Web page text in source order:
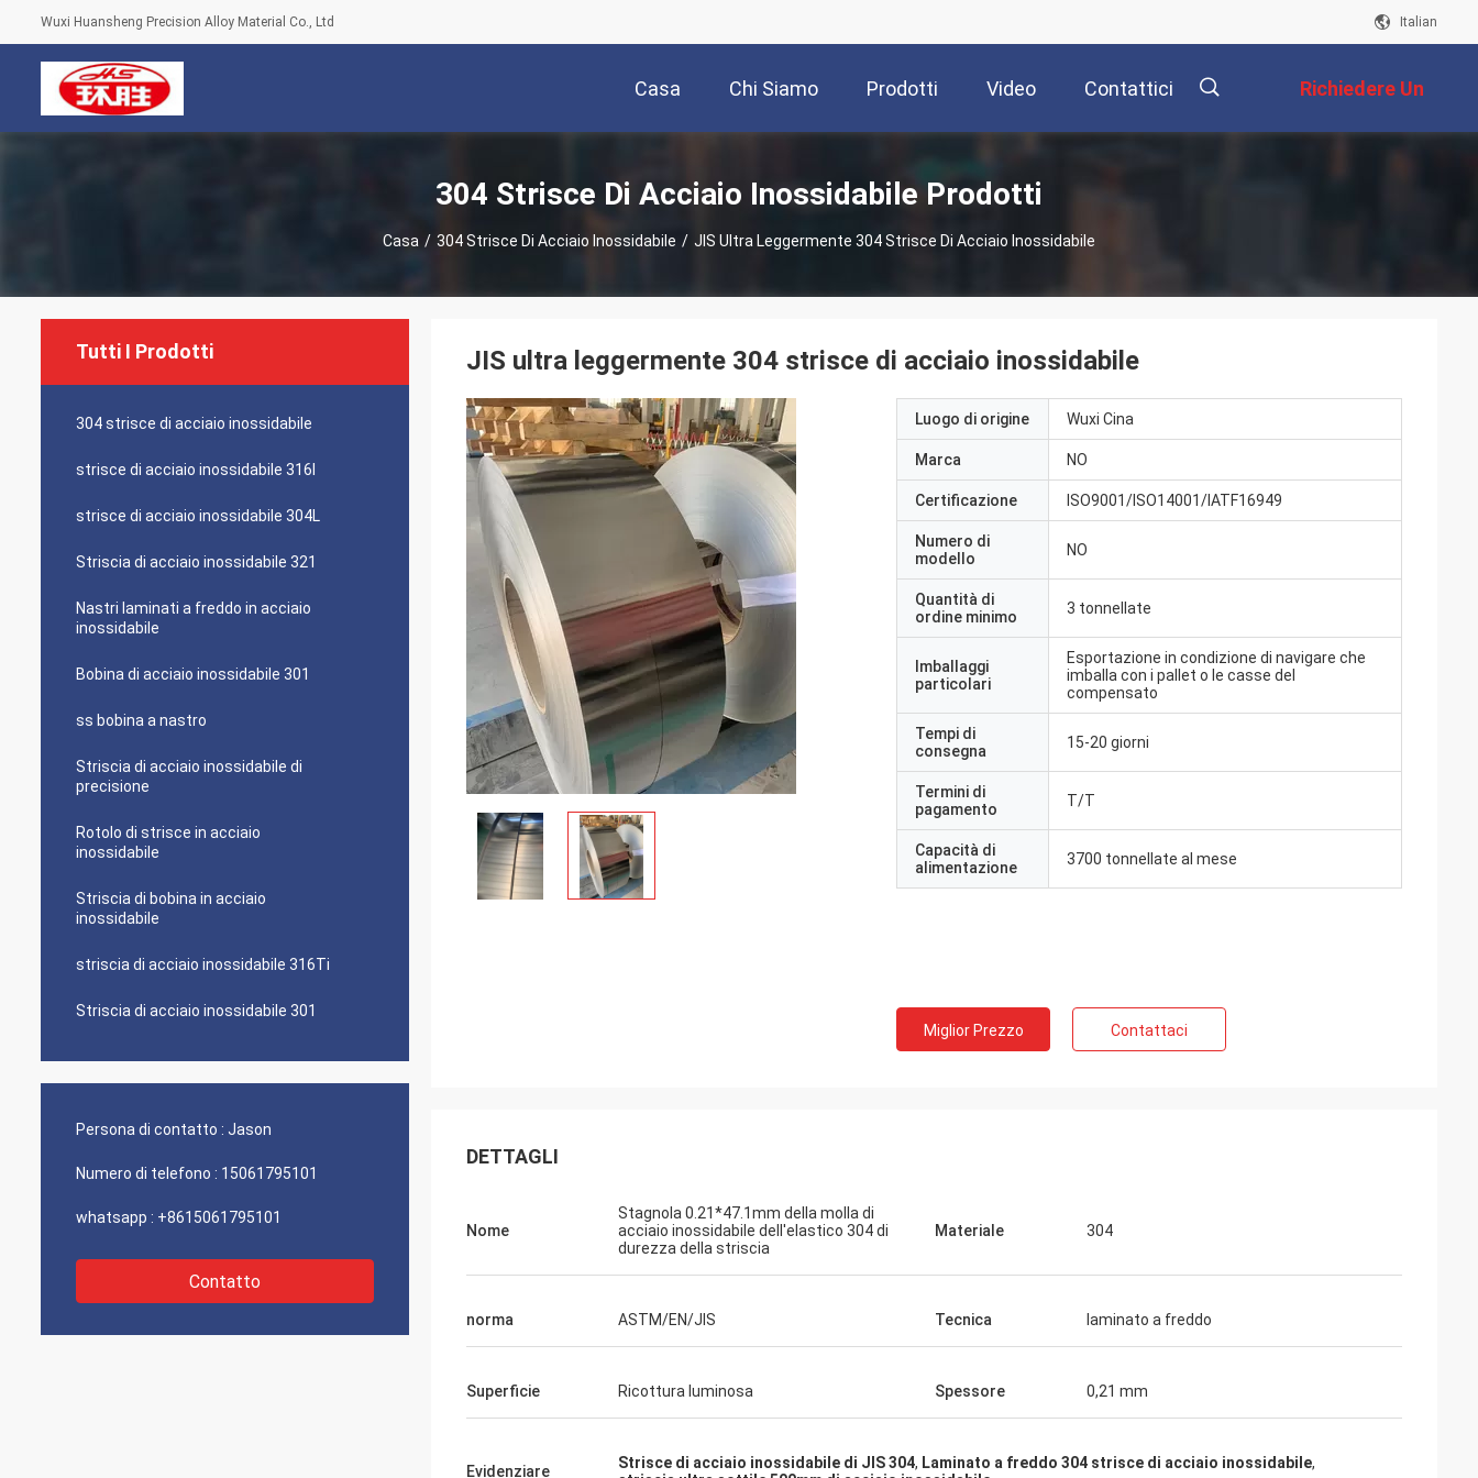
Wuxi Huansheng Precision Alloy Material Co., Ltd Italian
Casa Chi Siamo Prodotti Video Contattici Richiedere Un
Preventivo
304 Strisce Di Acciaio Inossidabile Prodotti
Casa / 304 Strisce Di Acciaio Inossidabile / JIS Ultra Leggermente 304 Strisce Di Acciaio Inossidabile
Tutti I Prodotti
304 strisce di acciaio inossidabile
strisce di acciaio inossidabile 316l
strisce di acciaio inossidabile 304L
Striscia di acciaio inossidabile 321
Nastri laminati a freddo in acciaio
inossidabile
Bobina di acciaio inossidabile 301
ss bobina a nastro
Striscia di acciaio inossidabile di
precisione
Rotolo di strisce in acciaio
inossidabile
Striscia di bobina in acciaio
inossidabile
striscia di acciaio inossidabile 316Ti
Striscia di acciaio inossidabile 301
Persona di contatto : Jason
Numero di telefono : 15061795101
whatsapp : +8615061795101
Contatto
JIS ultra leggermente 304 strisce di acciaio inossidabile
Luogo di origine Wuxi Cina
Marca NO
Certificazione ISO9001/ISO14001/IATF16949
Numero di
modello
NO
Quantità di
ordine minimo
3 tonnellate
Imballaggi
particolari
Esportazione in condizione di navigare che
imballa con i pallet o le casse del
compensato
Tempi di
consegna
15-20 giorni
Termini di
pagamento
T/T
Capacità di
alimentazione
3700 tonnellate al mese
Miglior Prezzo Contattaci
DETTAGLI
Nome
Stagnola 0.21*47.1mm della molla di
acciaio inossidabile dell'elastico 304 di
durezza della striscia
Materiale 304
norma ASTM/EN/JIS Tecnica laminato a freddo
Superficie Ricottura luminosa Spessore 0,21 mm
Evidenziare Strisce di acciaio inossidabile di JIS 304, Laminato a freddo 304 strisce di acciaio inossidabile,